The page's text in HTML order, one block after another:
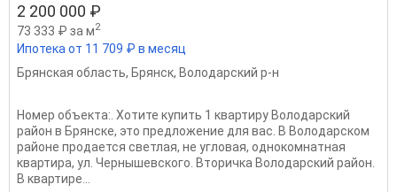
2 200 000 ₽
73 333 ₽ за м2
Ипотека от 11 709 ₽ в месяц
Брянская область, Брянск, Володарский р-н
Номер объекта:. Хотите купить 1 квартиру Володарский
район в Брянске, это предложение для вас. В Володарском
районе продается светлая, не угловая, однокомнатная
квартира, ул. Чернышевского. Вторичка Володарский район.
В квартире...